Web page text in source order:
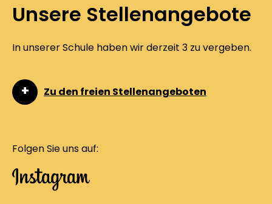
Unsere Stellenangebote
In unserer Schule haben wir derzeit 3 zu vergeben.
Zu den freien Stellenangeboten
Folgen Sie uns auf: